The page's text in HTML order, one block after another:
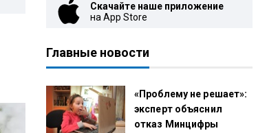
Скачайте наше приложение
на App Store
Главные новости
«Проблему не решает»:
эксперт объяснил
отказ Минцифры